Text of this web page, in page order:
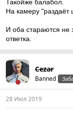
Такойже балабол.
На камеру "раздаёт
И оба стараются не
ответка.
Cezar
Banned
28 Июл 2019